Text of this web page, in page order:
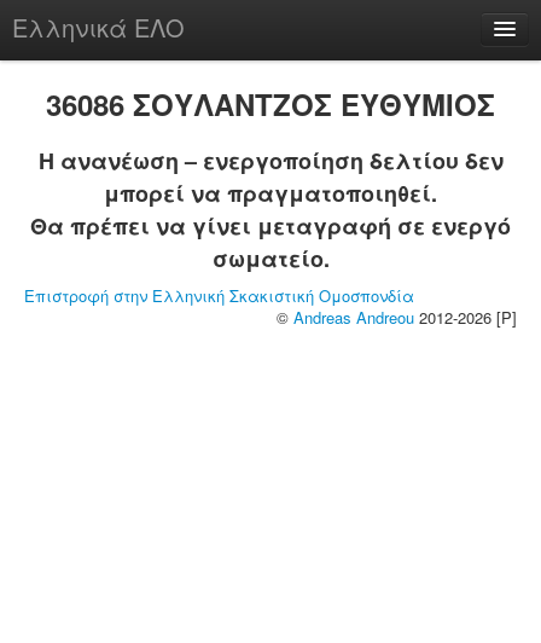
Ελληνικά ΕΛΟ
chesstu.be @ discord
Login
36086 ΣΟΥΛΑΝΤΖΟΣ ΕΥΘΥΜΙΟΣ
Η ανανέωση – ενεργοποίηση δελτίου δεν
μπορεί να πραγματοποιηθεί.
Θα πρέπει να γίνει μεταγραφή σε ενεργό
σωματείο.
Επιστροφή στην Ελληνική Σκακιστική Ομοσπονδία
© Andreas Andreou 2012-2026 [P]